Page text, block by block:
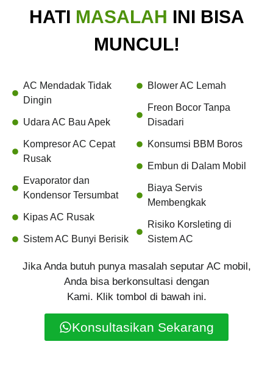
HATI MASALAH INI BISA
MUNCUL!
AC Mendadak Tidak
Dingin
Udara AC Bau Apek
Kompresor AC Cepat
Rusak
Evaporator dan
Kondensor Tersumbat
Kipas AC Rusak
Sistem AC Bunyi Berisik
Blower AC Lemah
Freon Bocor Tanpa
Disadari
Konsumsi BBM Boros
Embun di Dalam Mobil
Biaya Servis
Membengkak
Risiko Korsleting di
Sistem AC
Jika Anda butuh punya masalah seputar AC mobil,
Anda bisa berkonsultasi dengan
Kami. Klik tombol di bawah ini.
Konsultasikan Sekarang